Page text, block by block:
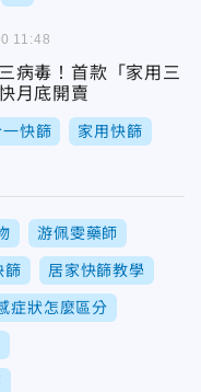
病毒！首款「家用三
月底開賣
一快篩 家用快篩
11:48
游佩雯藥師
篩 居家快篩教學
症狀怎麼區分